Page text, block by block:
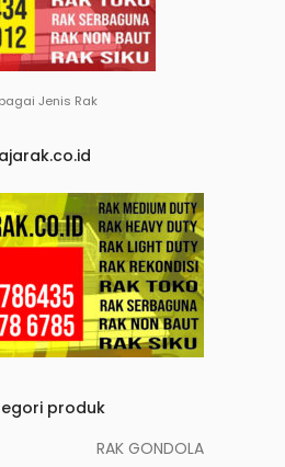
Jenis Rak
produk
RAK GONDOLA